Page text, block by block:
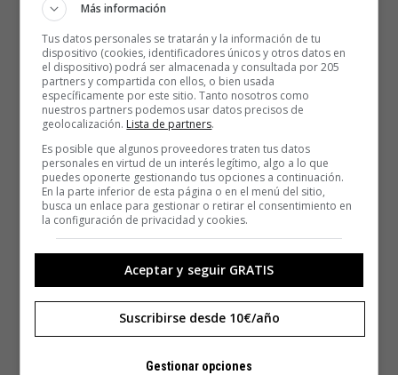
Más información
Tus datos personales se tratarán y la información de tu
dispositivo (cookies, identificadores únicos y otros datos en
el dispositivo) podrá ser almacenada y consultada por 205
partners y compartida con ellos, o bien usada
específicamente por este sitio. Tanto nosotros como
nuestros partners podemos usar datos precisos de
geolocalización. Lista de partners.
Es posible que algunos proveedores traten tus datos
personales en virtud de un interés legítimo, algo a lo que
puedes oponerte gestionando tus opciones a continuación.
En la parte inferior de esta página o en el menú del sitio,
busca un enlace para gestionar o retirar el consentimiento en
la configuración de privacidad y cookies.
Aceptar y seguir GRATIS
Suscribirse desde 10€/año
Gestionar opciones